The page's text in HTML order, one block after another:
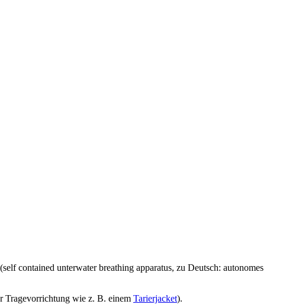
(self contained unterwater breathing apparatus, zu Deutsch: autonomes
Tragevorrichtung wie z. B. einem Tarierjacket).